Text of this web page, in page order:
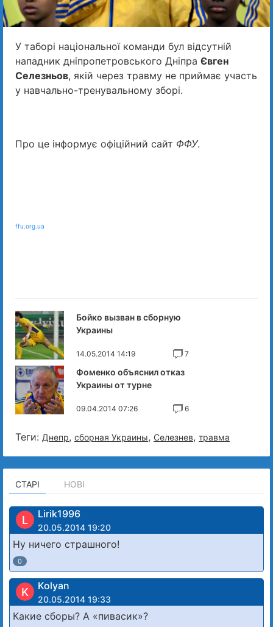
У таборі національної команди бул відсутній
нападник дніпропетровського Дніпра Євген
Селезньов, якій через травму не приймає участь
у навчально-тренувальному зборі.
Про це інформує офіційний сайт ФФУ.
ffu.org.ua
Бойко вызван в сборную
Украины
14.05.2014 14:19 7
Фоменко объяснил отказ
Украины от турне
09.04.2014 07:26 6
Теги: Днепр, сборная Украины, Селезнев, травма
СТАРІ НОВІ
L Lirik1996
20.05.2014 19:20
Ну ничего страшного!
0
K Kolyan
20.05.2014 19:33
Какие сборы? А «пивасик»?